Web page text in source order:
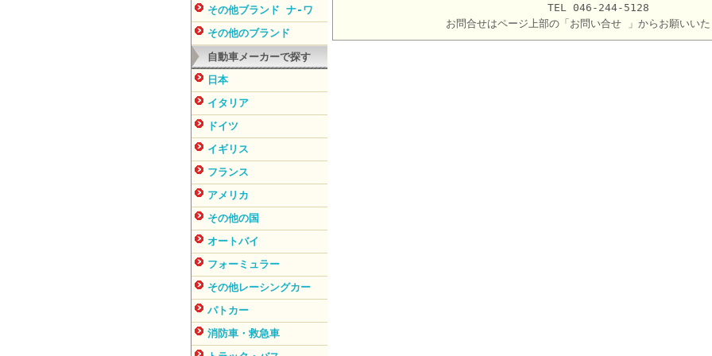
その他ブランド ナ-ワ
その他のブランド
自動車メーカーで探す
日本
イタリア
ドイツ
イギリス
フランス
アメリカ
その他の国
オートバイ
フォーミュラー
その他レーシングカー
パトカー
消防車・救急車
TEL 046-244-5128
お問合せはページ上部の「お問い合せ 」からお願いい